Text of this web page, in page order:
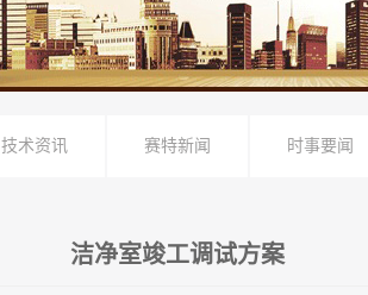
技术资讯 赛特新闻 时事要闻
洁净室竣工调试方案